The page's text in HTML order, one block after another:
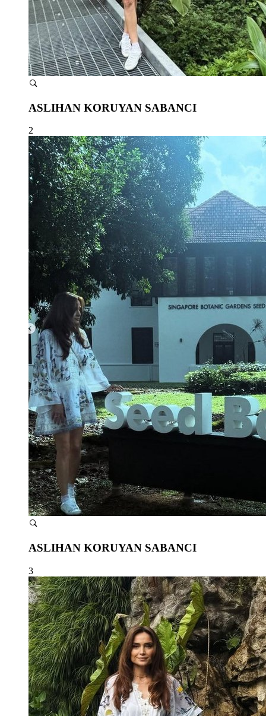
ASLIHAN KORUYAN SABANCI
2
ASLIHAN KORUYAN SABANCI
3